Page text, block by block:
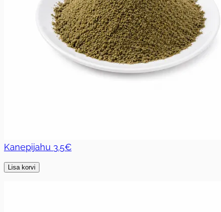
Kanepijahu 3.5€
Lisa korvi